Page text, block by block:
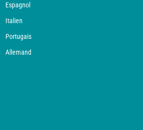
Espagnol
Italien
Portugais
Allemand